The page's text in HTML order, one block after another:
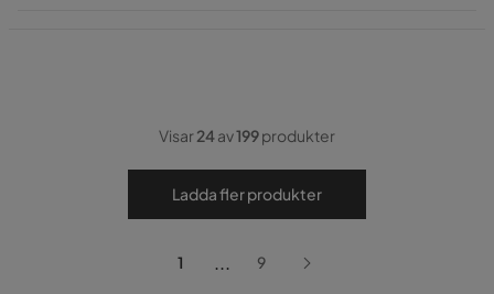
Visar24av199produkter
Ladda fler produkter
1 ... 9